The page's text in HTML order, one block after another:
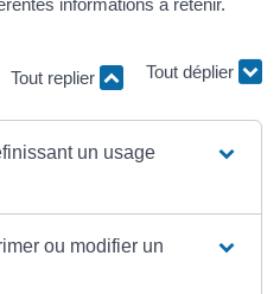
Tout replier Tout déplier
un usage
ou modifier un